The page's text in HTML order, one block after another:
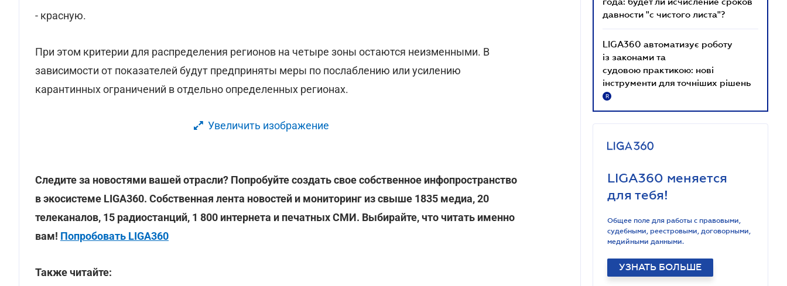
- красную.
При этом критерии для распределения регионов на четыре зоны остаются неизменными. В
зависимости от показателей будут предприняты меры по послаблению или усилению
карантинных ограничений в отдельно определенных регионах.
Увеличить изображение
Следите за новостями вашей отрасли? Попробуйте создать свое собственное инфопространство
в экосистеме LIGA360. Собственная лента новостей и мониторинг из свыше 1835 медиа, 20
телеканалов, 15 радиостанций, 1 800 интернета и печатных СМИ. Выбирайте, что читать именно
вам! Попробовать LIGA360
Также читайте:
давности "с чистого листа"?
LIGA360 автоматизує роботу
із законами та
судовою практикою: нові
інструменти для точніших рішень
R
LIGA360 меняется
для тебя!
Общее поле для работы с правовыми,
судебными, реестровыми, договорными,
медийными данными.
УЗНАТЬ БОЛЬШЕ